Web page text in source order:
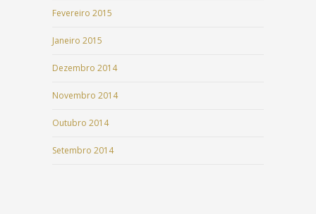
Fevereiro 2015
Janeiro 2015
Dezembro 2014
Novembro 2014
Outubro 2014
Setembro 2014